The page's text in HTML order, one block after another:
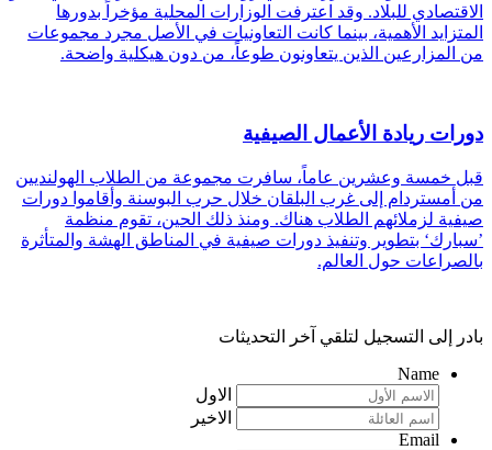
الاقتصادي للبلاد. وقد اعترفت الوزارات المحلية مؤخراً بدورها
المتزايد الأهمية، بينما كانت التعاونيات في الأصل مجرد مجموعات
من المزارعين الذين يتعاونون طوعاً، من دون هيكلية واضحة.
دورات ريادة الأعمال الصيفية
قبل خمسة وعشرين عاماً، سافرت مجموعة من الطلاب الهولنديين
من أمستردام إلى غرب البلقان خلال حرب البوسنة وأقاموا دورات
صيفية لزملائهم الطلاب هناك. ومنذ ذلك الحين، تقوم منظمة
’سبارك‘ بتطوير وتنفيذ دورات صيفية في المناطق الهشة والمتأثرة
بالصراعات حول العالم.
بادر إلى التسجيل لتلقي آخر التحديثات
Name
الاول
الاخير
Email